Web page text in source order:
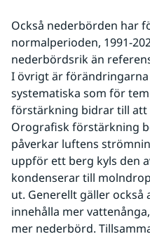
Också nederbörden har
normalperioden, 1991-
nederbördsrik än
I övrigt är
systematiska som för
förstärkning bidrar till
Orografisk förstärkning
påverkar luftens
uppför ett berg kyls den
kondenserar till
ut. Generellt gäller
innehålla mer
mer nederbörd.